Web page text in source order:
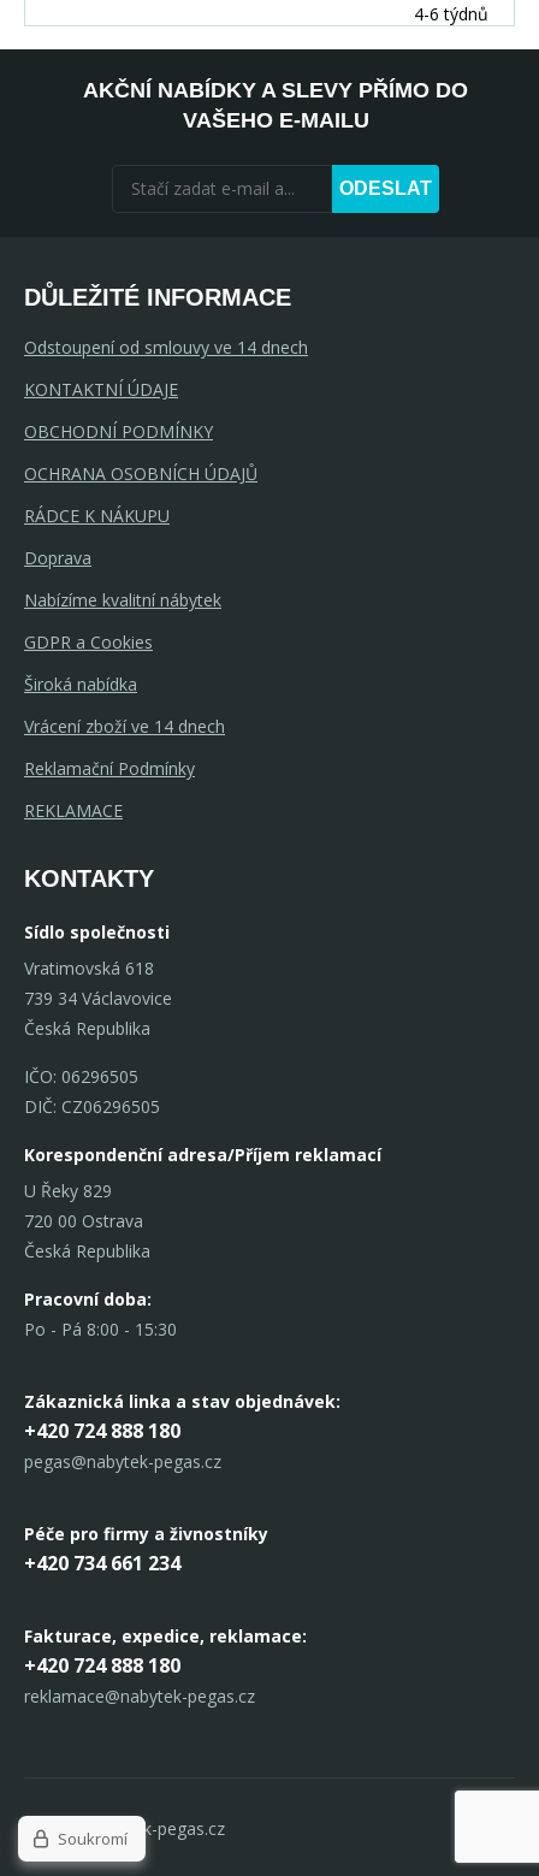
4-6 týdnů
AKČNÍ NABÍDKY A SLEVY PŘÍMO DO
VAŠEHO E-MAILU
ODESLAT
DŮLEŽITÉ INFORMACE
Odstoupení od smlouvy ve 14 dnech
KONTAKTNÍ ÚDAJE
OBCHODNÍ PODMÍNKY
OCHRANA OSOBNÍCH ÚDAJŮ
RÁDCE K NÁKUPU
Doprava
Nabízíme kvalitní nábytek
GDPR a Cookies
Široká nabídka
Vrácení zboží ve 14 dnech
Reklamační Podmínky
REKLAMACE
KONTAKTY
Sídlo společnosti
Vratimovská 618
739 34 Václavovice
Česká Republika
IČO: 06296505
DIČ: CZ06296505
Korespondenční adresa/Příjem reklamací
U Řeky 829
720 00 Ostrava
Česká Republika
Pracovní doba:
Po - Pá 8:00 - 15:30
Zákaznická linka a stav objednávek:
+420 724 888 180
pegas@nabytek-pegas.cz
Péče pro firmy a živnostníky
+420 734 661 234
Fakturace, expedice, reklamace:
+420 724 888 180
reklamace@nabytek-pegas.cz
© 2017 Nabytek-pegas.cz
Soukromí